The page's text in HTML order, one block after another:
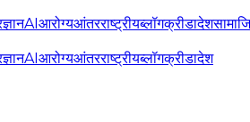
AIआरोग्यआंतरराष्ट्रीयब्लॉगक्रीडादेश
AIआरोग्यआंतरराष्ट्रीयब्लॉगक्रीडादेश